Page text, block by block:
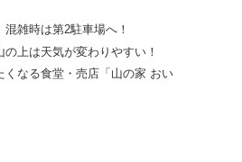
雑時は第2駐車場へ！
の上は天気が変わりやすい！
くなる食堂・売店「山の家 おい